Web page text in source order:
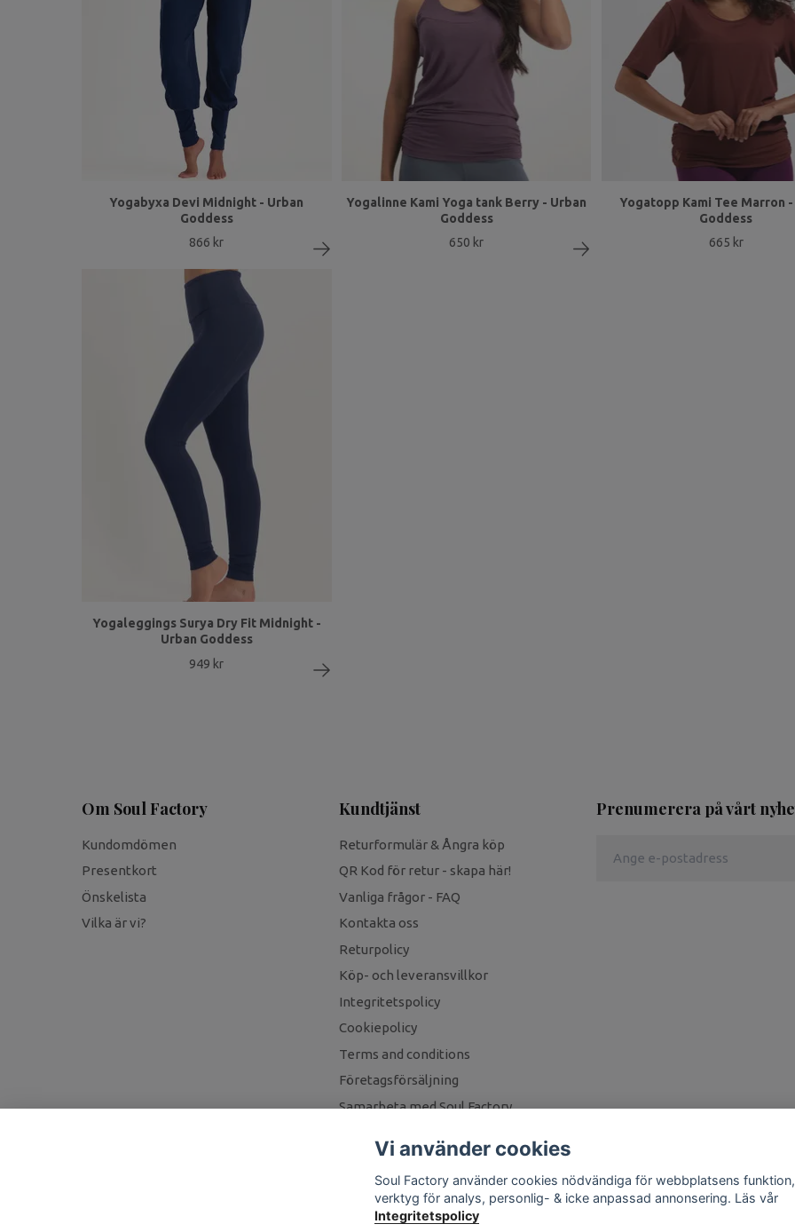
Yogabyxa Devi Midnight - Urban
Goddess
866 kr
Yogalinne Kami Yoga tank Berry - Urban
Goddess
650 kr
Yogatopp Kami Tee Marron -
Goddess
665 kr
Yogaleggings Surya Dry Fit Midnight -
Urban Goddess
949 kr
Om Soul Factory
Kundomdömen
Presentkort
Önskelista
Vilka är vi?
Kundtjänst
Returformulär & Ångra köp
QR Kod för retur - skapa här!
Vanliga frågor - FAQ
Kontakta oss
Returpolicy
Köp- och leveransvillkor
Integritetspolicy
Cookiepolicy
Terms and conditions
Företagsförsäljning
Samarbeta med Soul Factory
Prenumerera på vårt
Vi använder cookies
Soul Factory använder cookies nödvändiga för webbplatsens funktion,
verktyg för analys, personlig- & icke anpassad annonsering. Läs vår
Integritetspolicy